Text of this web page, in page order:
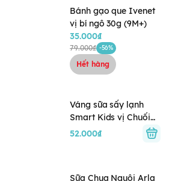
Bánh gạo que Ivenet
vị bí ngô 30g (9M+)
35.000₫
79.000₫ -56%
Hết hàng
Váng sữa sấy lạnh
Smart Kids vị Chuối
18g ( 8M+)
52.000₫
Sữa Chua Nguội Arla